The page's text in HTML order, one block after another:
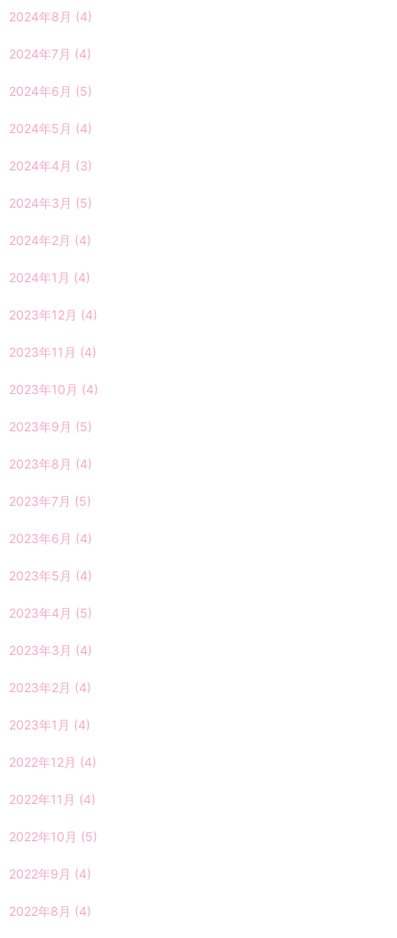
2024年8月 (4)
2024年7月 (4)
2024年6月 (5)
2024年5月 (4)
2024年4月 (3)
2024年3月 (5)
2024年2月 (4)
2024年1月 (4)
2023年12月 (4)
2023年11月 (4)
2023年10月 (4)
2023年9月 (5)
2023年8月 (4)
2023年7月 (5)
2023年6月 (4)
2023年5月 (4)
2023年4月 (5)
2023年3月 (4)
2023年2月 (4)
2023年1月 (4)
2022年12月 (4)
2022年11月 (4)
2022年10月 (5)
2022年9月 (4)
2022年8月 (4)